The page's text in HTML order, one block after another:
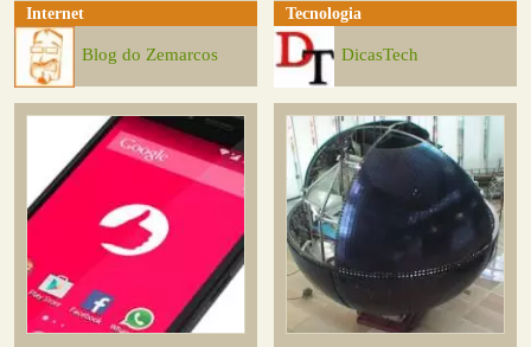
Internet
Blog do Zemarcos
Tecnologia
DicasTech